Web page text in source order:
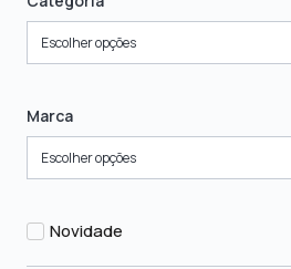
Escolher opções
Marca
Escolher opções
Novidade